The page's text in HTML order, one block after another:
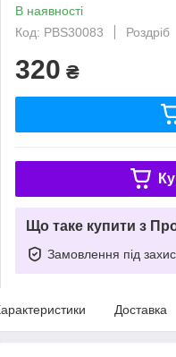
В наявності
Код: PBS30083
Роздріб
320 ₴
Що таке купити з
Замовлення під
Доставка